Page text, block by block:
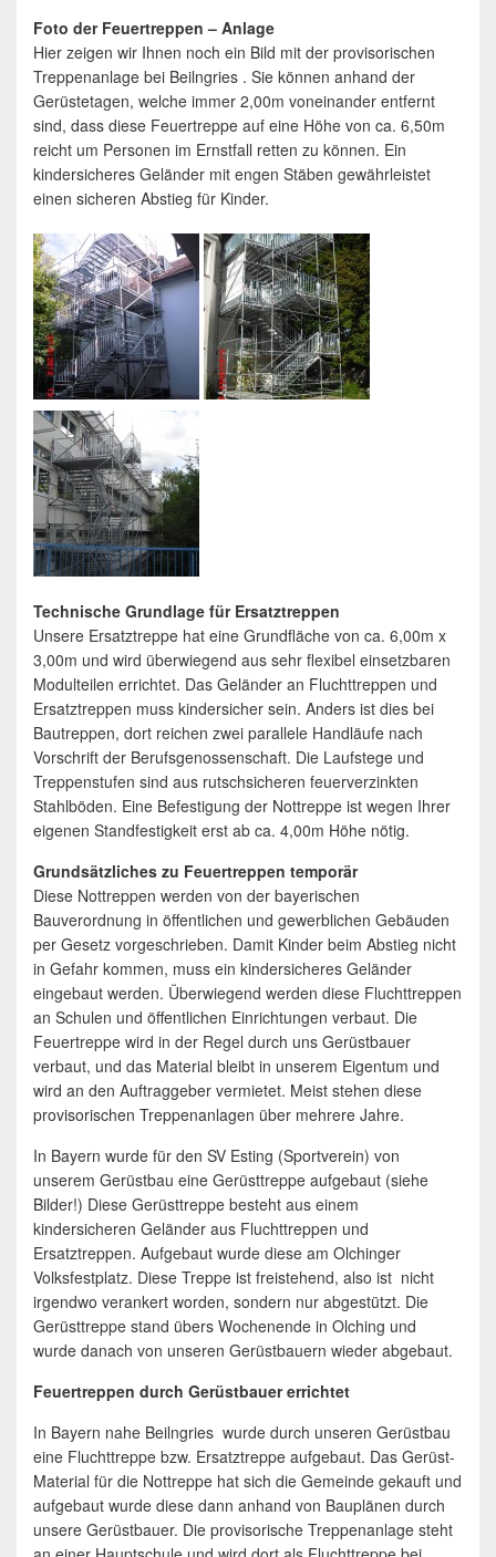
Foto der Feuertreppen – Anlage
Hier zeigen wir Ihnen noch ein Bild mit der provisorischen
Treppenanlage bei Beilngries . Sie können anhand der
Gerüstetagen, welche immer 2,00m voneinander entfernt
sind, dass diese Feuertreppe auf eine Höhe von ca. 6,50m
reicht um Personen im Ernstfall retten zu können. Ein
kindersicheres Geländer mit engen Stäben gewährleistet
einen sicheren Abstieg für Kinder.
Technische Grundlage für Ersatztreppen
Unsere Ersatztreppe hat eine Grundfläche von ca. 6,00m x
3,00m und wird überwiegend aus sehr flexibel einsetzbaren
Modulteilen errichtet. Das Geländer an Fluchttreppen und
Ersatztreppen muss kindersicher sein. Anders ist dies bei
Bautreppen, dort reichen zwei parallele Handläufe nach
Vorschrift der Berufsgenossenschaft. Die Laufstege und
Treppenstufen sind aus rutschsicheren feuerverzinkten
Stahlböden. Eine Befestigung der Nottreppe ist wegen Ihrer
eigenen Standfestigkeit erst ab ca. 4,00m Höhe nötig.
Grundsätzliches zu Feuertreppen temporär
Diese Nottreppen werden von der bayerischen
Bauverordnung in öffentlichen und gewerblichen Gebäuden
per Gesetz vorgeschrieben. Damit Kinder beim Abstieg nicht
in Gefahr kommen, muss ein kindersicheres Geländer
eingebaut werden. Überwiegend werden diese Fluchttreppen
an Schulen und öffentlichen Einrichtungen verbaut. Die
Feuertreppe wird in der Regel durch uns Gerüstbauer
verbaut, und das Material bleibt in unserem Eigentum und
wird an den Auftraggeber vermietet. Meist stehen diese
provisorischen Treppenanlagen über mehrere Jahre.
In Bayern wurde für den SV Esting (Sportverein) von
unserem Gerüstbau eine Gerüsttreppe aufgebaut (siehe
Bilder!) Diese Gerüsttreppe besteht aus einem
kindersicheren Geländer aus Fluchttreppen und
Ersatztreppen. Aufgebaut wurde diese am Olchinger
Volksfestplatz. Diese Treppe ist freistehend, also ist nicht
irgendwo verankert worden, sondern nur abgestützt. Die
Gerüsttreppe stand übers Wochenende in Olching und
wurde danach von unseren Gerüstbauern wieder abgebaut.
Feuertreppen durch Gerüstbauer errichtet
In Bayern nahe Beilngries wurde durch unseren Gerüstbau
eine Fluchttreppe bzw. Ersatztreppe aufgebaut. Das Gerüst-
Material für die Nottreppe hat sich die Gemeinde gekauft und
aufgebaut wurde diese dann anhand von Bauplänen durch
unsere Gerüstbauer. Die provisorische Treppenanlage steht